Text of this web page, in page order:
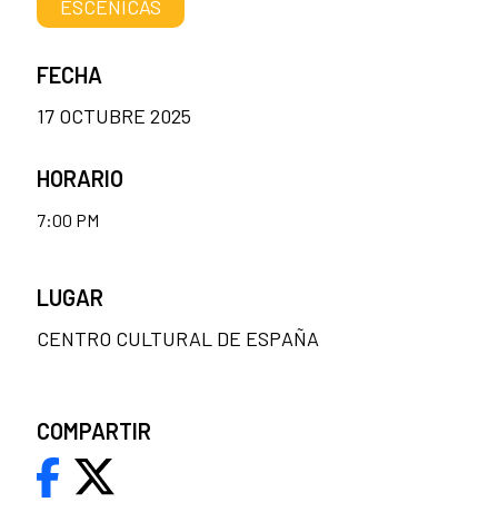
ESCÉNICAS
FECHA
17 OCTUBRE 2025
HORARIO
7:00 PM
LUGAR
CENTRO CULTURAL DE ESPAÑA
COMPARTIR